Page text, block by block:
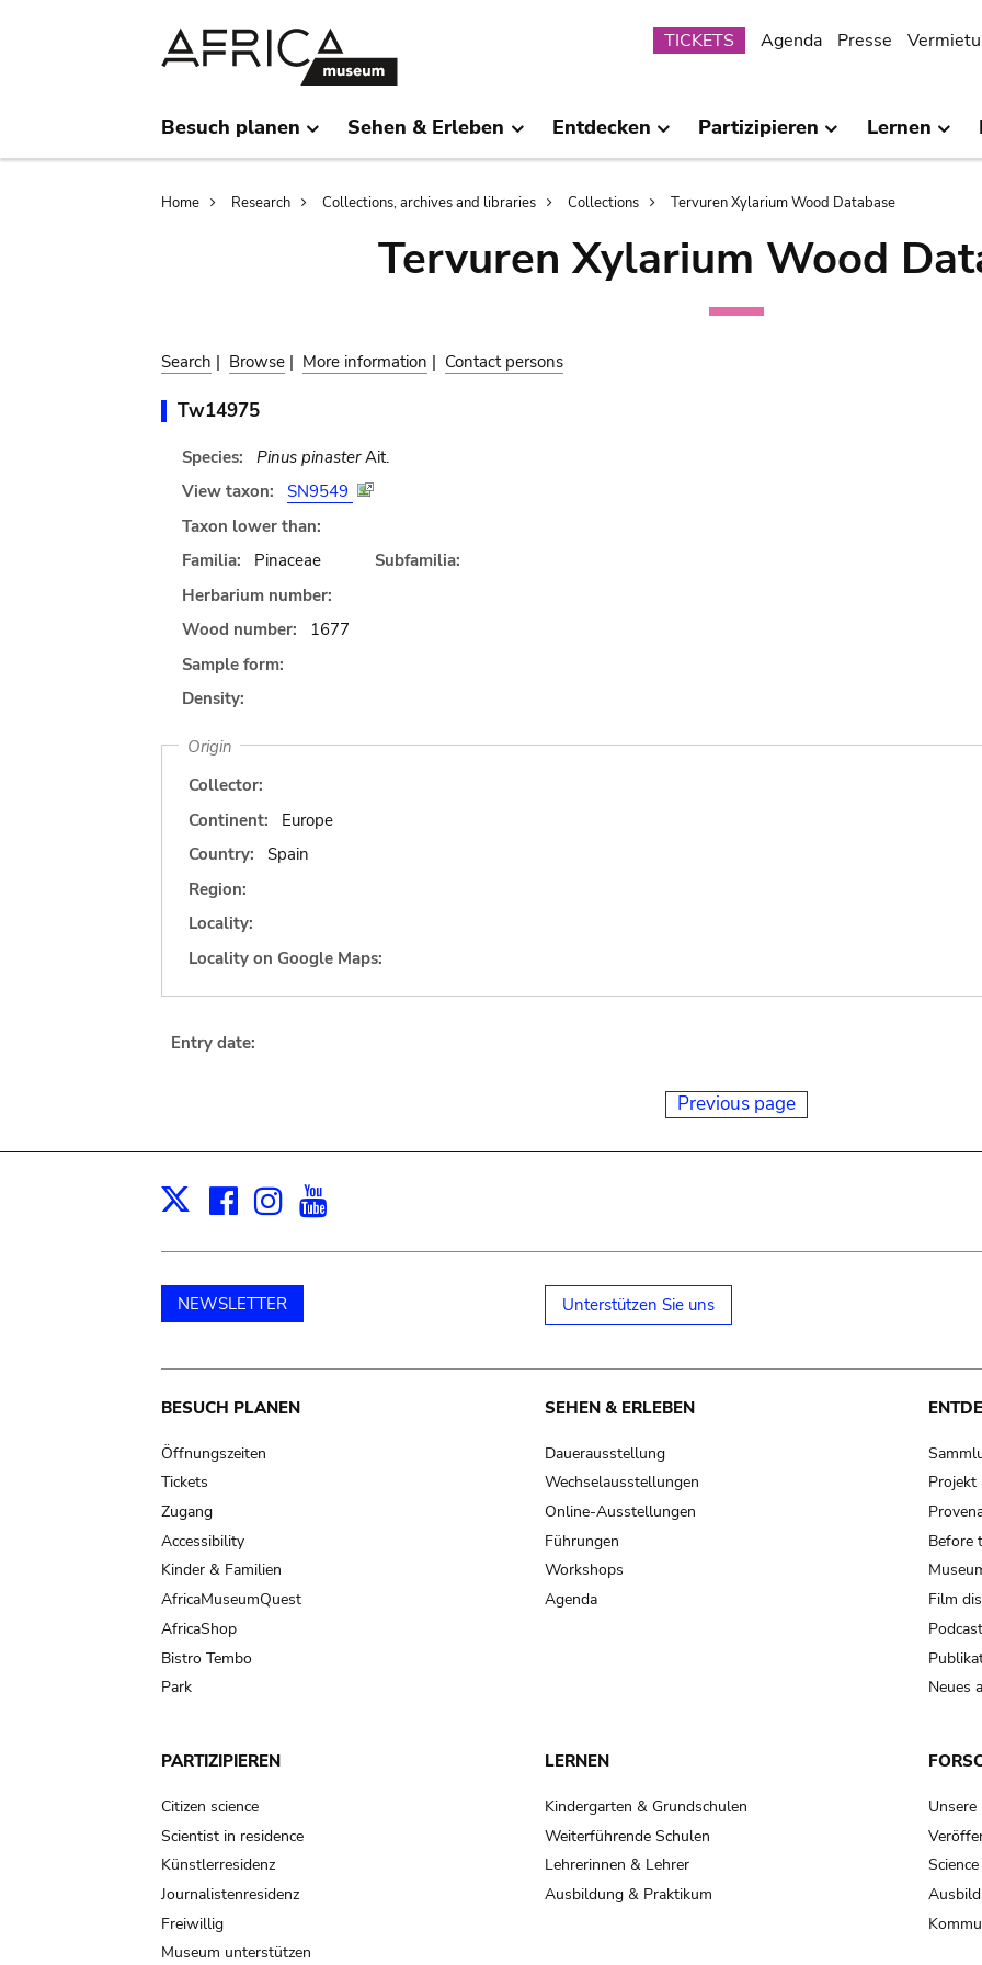
Submenu
TICKETS Agenda Presse
Besuch planen Sehen & Erleben Entdecken Partizipieren Lernen
Breadcrumb
Home Research Collections, archives and libraries Collections Tervuren Xylarium Wood Database
Tervuren Xylarium Wood
Search | Browse | More information | Contact persons
Tw14975
Species: Pinus pinasterAit.
View taxon:
SN9549
Taxon lower than:
Familia:
Pinaceae
Subfamilia:
Herbarium number:
Wood number:
1677
Sample form:
Density:
Origin
Collector:
Continent:
Europe
Country:
Spain
Region:
Locality:
Locality on Google Maps:
Entry date:
Previous page
X Facebook
Instagram
NEWSLETTER Unterstützen Sie uns
Main
navigation
BESUCH PLANEN
Öffnungszeiten
Tickets
Zugang
Accessibility
Kinder & Familien
AfricaMuseumQuest
AfricaShop
Bistro Tembo
Park
SEHEN & ERLEBEN
Dauerausstellung
Wechselausstellungen
Online-Ausstellungen
Führungen
Workshops
Agenda
Projekt
Before
Film
Neues
PARTIZIPIEREN
Citizen science
Scientist in residence
Künstlerresidenz
Journalistenresidenz
Freiwillig
Museum unterstützen
LERNEN
Kindergarten & Grundschulen
Weiterführende Schulen
Lehrerinnen & Lehrer
Ausbildung & Praktikum